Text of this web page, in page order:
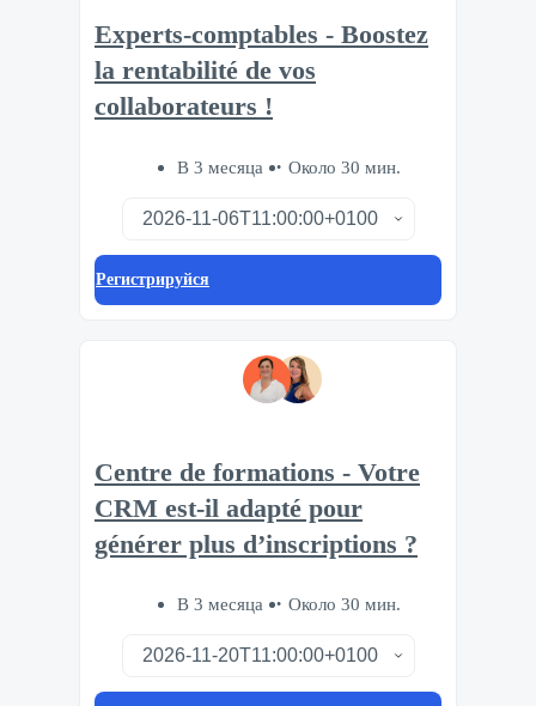
Experts-comptables - Boostez
la rentabilité de vos
collaborateurs !
В 3 месяца Около 30 мин.
Регистрируйся
Centre de formations - Votre
CRM est-il adapté pour
générer plus d’inscriptions ?
В 3 месяца Около 30 мин.